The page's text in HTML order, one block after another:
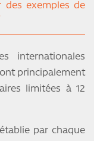
des exemples de
internationales
principalement
limitées à 12
par chaque